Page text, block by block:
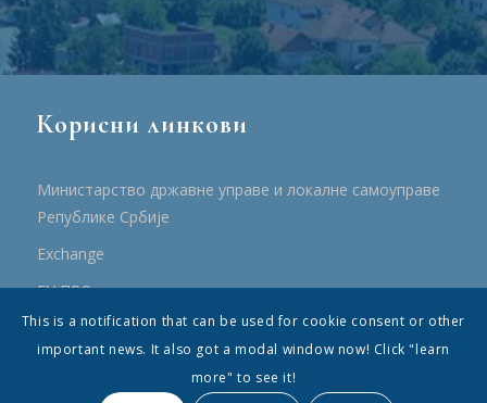
Корисни линкови
Министарство државне управе и локалне самоуправе
Републике Србије
Еxchange
ЕУ ПРО
ПРРР
This is a notification that can be used for cookie consent or other
important news. It also got a modal window now! Click "learn
more" to see it!